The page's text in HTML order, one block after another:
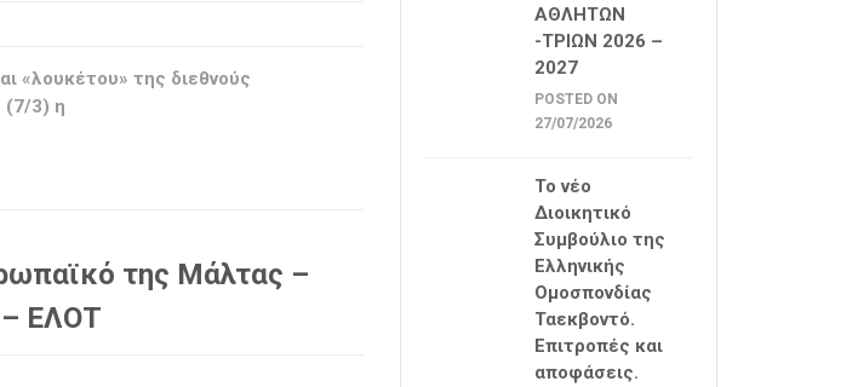
«λουκέτου» της διεθνούς
(7/3) η
της Μάλτας –
– ΕΛΟΤ
ΑΘΛΗΤΩΝ
-ΤΡΙΩΝ 2026 –
2027
POSTED ON
27/07/2026
Το νέο
Διοικητικό
Συμβούλιο της
Ελληνικής
Ομοσπονδίας
Ταεκβοντό.
Επιτροπές και
αποφάσεις.